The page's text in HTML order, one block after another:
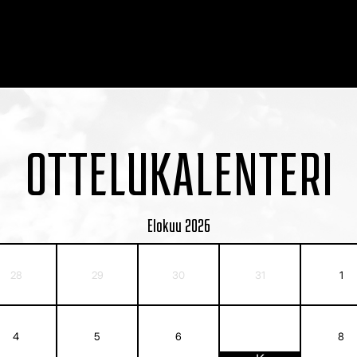
OTTELUKALENTERI
Elokuu 2026
28 29 30 31 1
4 5 6 8